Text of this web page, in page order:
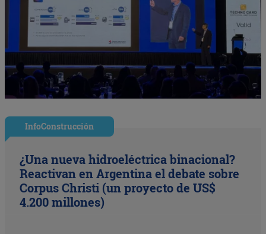
InfoConstrucción
¿Una nueva hidroeléctrica binacional?
Reactivan en Argentina el debate sobre
Corpus Christi (un proyecto de US$
4.200 millones)